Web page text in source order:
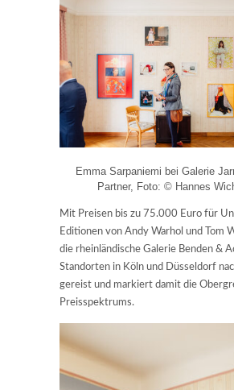
Emma Sarpaniemi bei Galerie
Partner, Foto: © Hannes
Mit Preisen bis zu 75.000 Euro für
Editionen von Andy Warhol und Tom
die rheinländische Galerie Benden &
Standorten in Köln und Düsseldorf
gereist und markiert damit die
Preisspektrums.